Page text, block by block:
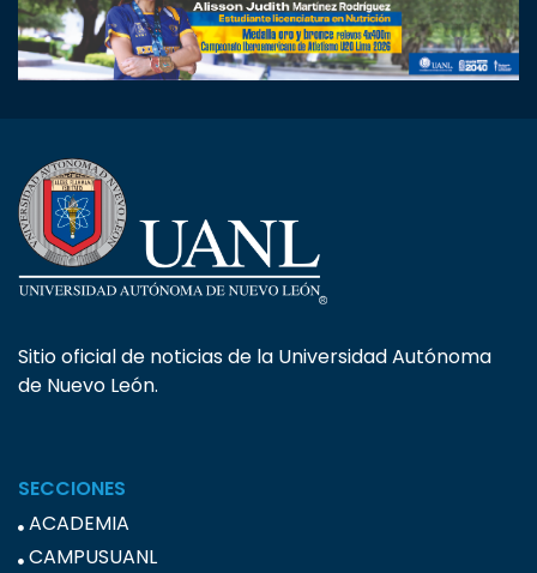
Sitio oficial de noticias de la Universidad Autónoma
de Nuevo León.
SECCIONES
ACADEMIA
CAMPUSUANL